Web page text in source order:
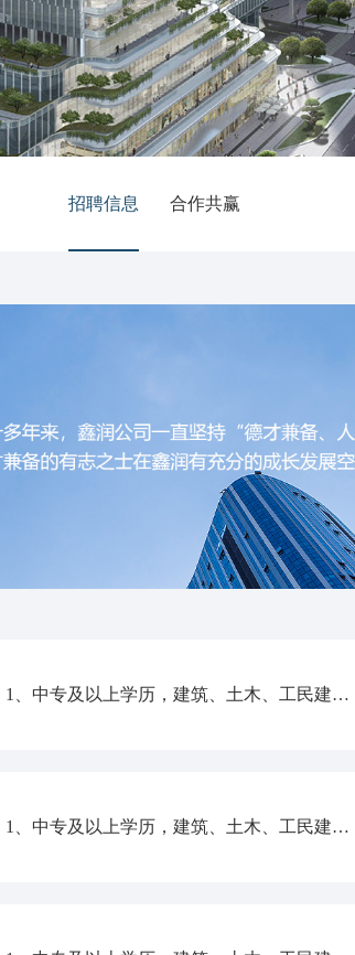
招聘信息 合作共赢
1、中专及以上学历，建筑、土木、工民建类相关专业；2、执行力佳，有较强的适应能力和学习能力，品行端正；3、积极肯学，有上进心；
1、中专及以上学历，建筑、土木、工民建类相关专业；2、能够合理、有效地协调各项相关工作；3、责任心强、吃苦耐劳；4、持有浙江省监理员证书者优先；